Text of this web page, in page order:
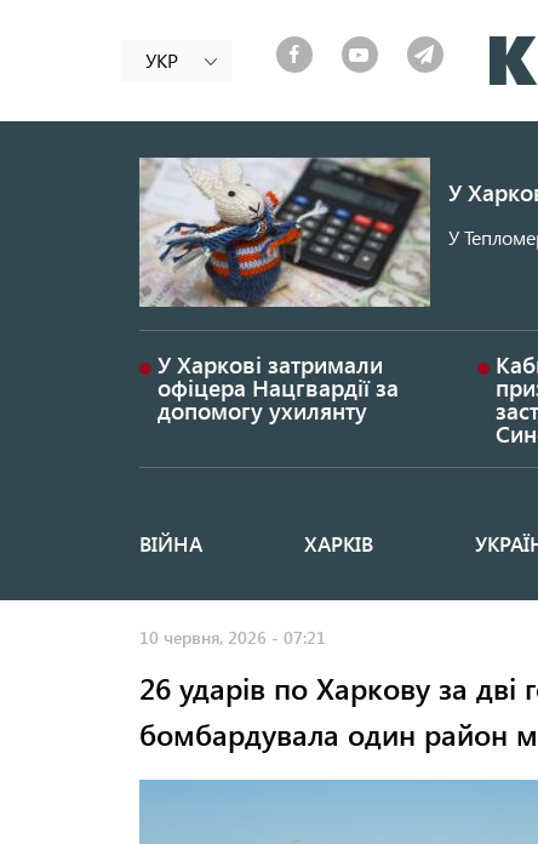
УКР
У
У
У Харкові затримали
офіцера Нацгвардії за
допомогу ухилянту
Основная
ВІЙНА ХАРКІВ
10 червня, 2026 - 07:21
26 ударів по Харкову за дві
бомбардувала один район